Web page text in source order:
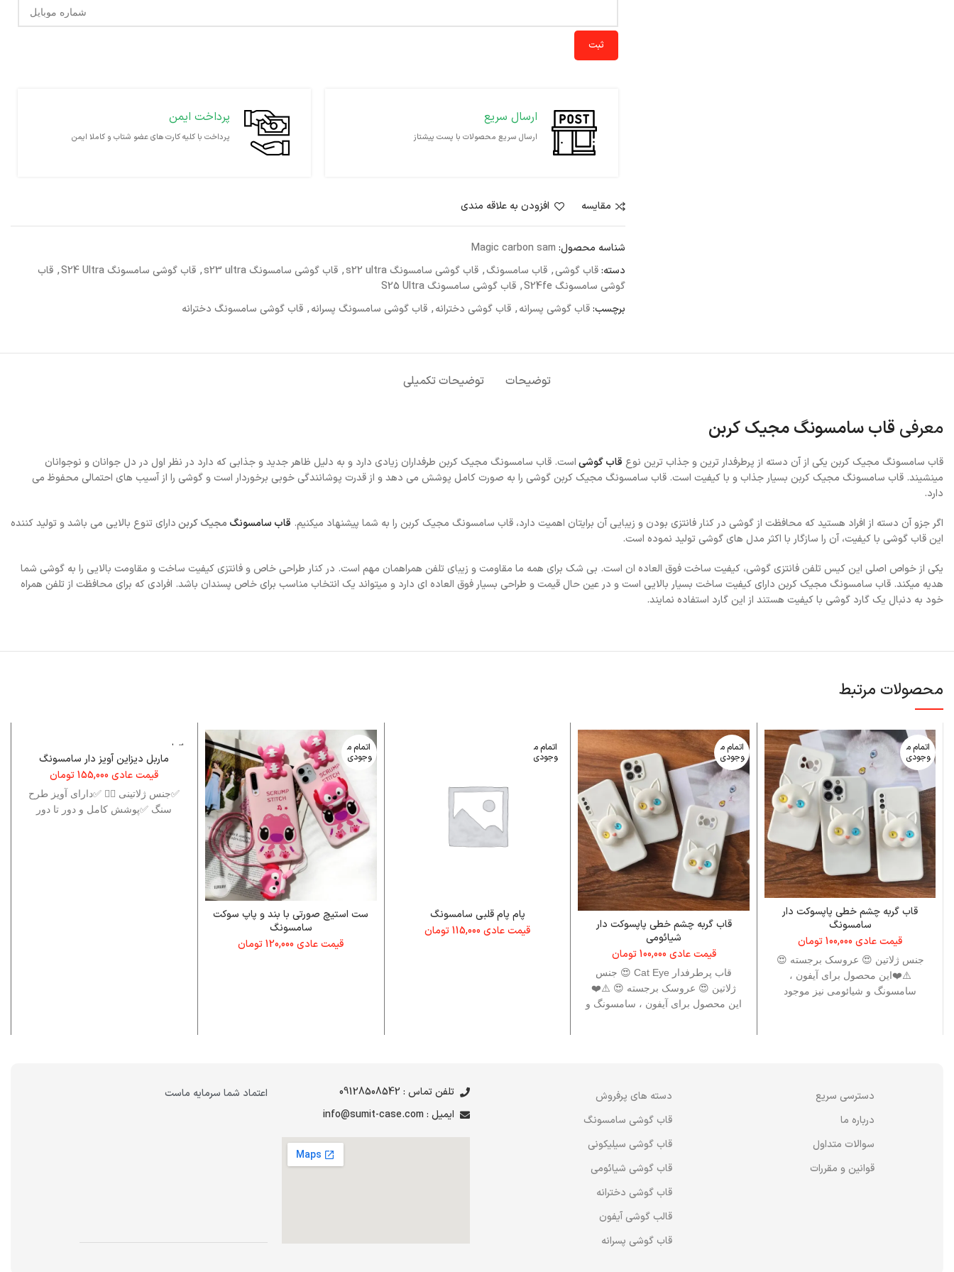
ثبت
ارسال سریع
ارسال سریع محصولات با پست پیشتاز
پرداخت ایمن
پرداخت با کلیه کارت های عضو شتاب و کاملا ایمن
مقايسه افزودن به علاقه مندی
شناسه محصول: Magic carbon sam
دسته:قاب گوشی, قاب سامسونگ, قاب گوشی سامسونگ s22 ultra , قاب گوشی سامسونگ s23 ultra , قاب گوشی سامسونگ S24 Ultra , قاب
گوشی سامسونگ S24fe
, قاب گوشی سامسونگ S25 Ultra
برچسب:قاب گوشی پسرانه, قاب گوشی دخترانه, قاب گوشی سامسونگ پسرانه, قاب گوشی سامسونگ دخترانه
توضیحات توضیحات تکمیلی
معرفی قاب سامسونگ مجیک کربن
قاب سامسونگ مجیک کربن یکی از آن دسته از پرطرفدار ترین و جذاب ترین نوع قاب گوشیاست. قاب سامسونگ مجیک کربن طرفداران زیادی دارد و به دلیل ظاهر جدید و جذابی که دارد در نظر اول در دل جوانان و نوجوانان
مینشیند. قاب سامسونگ مجیک کربن بسیار جذاب و با کیفیت است. قاب سامسونگ مجیک کربن گوشی را به صورت کامل پوشش می دهد و از قدرت پوشانندگی خوبی برخوردار است و گوشی را از آسیب های احتمالی محفوظ می
دارد.
اگر جزو آن دسته از افراد هستید که محافظت از گوشی در کنار فانتزی بودن و زیبایی آن برایتان اهمیت دارد، قاب سامسونگ مجیک کربن را به شما پیشنهاد میکنیم. قاب سامسونگ مجیک کربندارای تنوع بالایی می باشد و تولید کننده
این قاب گوشی با کیفیت، آن را سازگار با اکثر مدل های گوشی تولید نموده است.
یکی از خواص اصلی این کیس تلفن فانتزی گوشی، کیفیت ساخت فوق العاده ان است. بی شک برای همه ما مقاومت و زیبای تلفن همراهمان مهم است. در کنار طراحی خاص و فانتزی کیفیت ساخت و مقاومت بالایی را به گوشی شما
هدیه میکند. قاب سامسونگ مجیک کربن دارای کیفیت ساخت بسیار بالایی است و در عین حال قیمت و طراحی بسیار فوق العاده ای دارد و میتواند یک انتخاب مناسب برای خاص پسندان باشد. افرادی که برای محافظت از تلفن همراه
خود به دنبال یک گارد گوشی با کیفیت هستند از این گارد استفاده نمایند.
محصولات مرتبط
اتمام م
وجودی
قاب گربه چشم خطی پاپسوکت دار
سامسونگ
قیمت عادی100,000تومان
جنس ژلاتین 😍 عروسک برجسته 😍
⚠️❤️این محصول برای آیفون ،
سامسونگ و شیائومی نیز موجود
اتمام م
وجودی
قاب گربه چشم خطی پاپسوکت دار
شیائومی
قیمت عادی100,000تومان
قاب پرطرفدار Cat Eye 😍 جنس
ژلاتین 😍 عروسک برجسته 😍 ⚠️❤️
این محصول برای آیفون ، سامسونگ و
اتمام م
وجودی
پام پام قلبی سامسونگ
قیمت عادی115,000تومان
اتمام م
وجودی
ست استیچ صورتی با بند و پاپ سوکت
سامسونگ
قیمت عادی120,000 تومان
اتمام م
وجودیماربل دیزاین آویز دار سامسونگ
قیمت عادی155,000 تومان
✅جنس ‌ژلاتینی 👌🏻 ✅دارای آویز طرح
سنگ ✅پوشش کامل و دور تا دور
دسترسی سریع
درباره ما
سوالات متداول
قوانین و مقررات
دسته های پرفروش
قاب گوشی سامسونگ
قاب گوشی سیلیکونی
قاب گوشی شیائومی
قاب گوشی دخترانه
قالب گوشی آیفون
قاب گوشی پسرانه
تلفن تماس : 09128508542
ایمیل : info@sumit-case.com
اعتماد شما سرمایه ماست